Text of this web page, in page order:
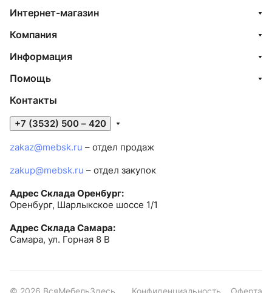
Интернет-магазин
Компания
Информация
Помощь
Контакты
+7 (3532) 500 – 420
zakaz@mebsk.ru – отдел продаж
zakup@mebsk.ru – отдел закупок
Адрес Склада Оренбург:
Оренбург, Шарлыкское шоссе 1/1
Адрес Склада Самара:
Самара, ул. Горная 8 В
© 2026 ВсяМебельЗдесь Конфиденциальность Оферта